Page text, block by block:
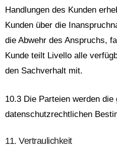
Handlungen des Kunden
Kunden über die
die Abwehr des Anspruchs,
Kunde teilt Livello alle
den Sachverhalt mit.
10.3 Die Parteien werden die
datenschutzrechtlichen
11. Vertraulichkeit